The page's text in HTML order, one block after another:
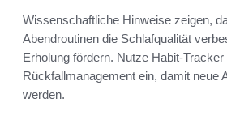
Wissenschaftliche Hinweise zeigen,
Abendroutinen die Schlafqualität
Erholung fördern. Nutze Habit-Tracker
Rückfallmanagement ein, damit neue
werden.